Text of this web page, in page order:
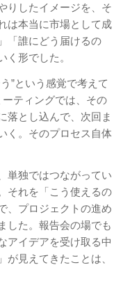
りしたイメージを、そ
は本当に市場として成
「誰にどう届けるの
く形でした。
”という感覚で考えて
ティングでは、その
落とし込んで、次回ま
く。そのプロセス自体
単独ではつながってい
それを「こう使えるの
、プロジェクトの進め
した。報告会の場でも
アイデアを受け取る中
が見えてきたことは、